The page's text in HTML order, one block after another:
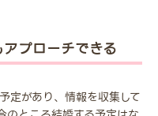
プローチできる
定があり、情報を収集して